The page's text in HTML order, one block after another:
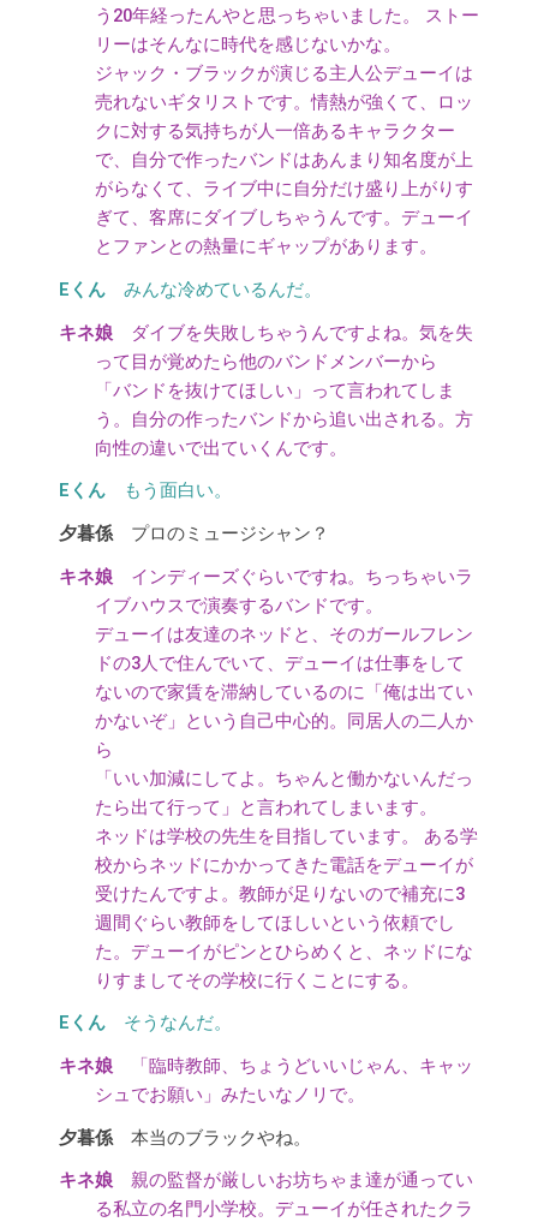
う20年経ったんやと思っちゃいました。 ストー
リーはそんなに時代を感じないかな。
ジャック・ブラックが演じる主人公デューイは
売れないギタリストです。情熱が強くて、ロッ
クに対する気持ちが人一倍あるキャラクター
で、自分で作ったバンドはあんまり知名度が上
がらなくて、ライブ中に自分だけ盛り上がりす
ぎて、客席にダイブしちゃうんです。デューイ
とファンとの熱量にギャップがあります。
みんな冷めているんだ。
ダイブを失敗しちゃうんですよね。気を失
って目が覚めたら他のバンドメンバーから
「バンドを抜けてほしい」って言われてしま
う。自分の作ったバンドから追い出される。方
向性の違いで出ていくんです。
もう面白い。
プロのミュージシャン？
インディーズぐらいですね。ちっちゃいラ
イブハウスで演奏するバンドです。
デューイは友達のネッドと、そのガールフレン
ドの3人で住んでいて、デューイは仕事をして
ないので家賃を滞納しているのに「俺は出てい
かないぞ」という自己中心的。同居人の二人か
ら
「いい加減にしてよ。ちゃんと働かないんだっ
たら出て行って」と言われてしまいます。
ネッドは学校の先生を目指しています。 ある学
校からネッドにかかってきた電話をデューイが
受けたんですよ。教師が足りないので補充に3
週間ぐらい教師をしてほしいという依頼でし
た。デューイがピンとひらめくと、ネッドにな
りすましてその学校に行くことにする。
そうなんだ。
「臨時教師、ちょうどいいじゃん、キャッ
シュでお願い」みたいなノリで。
本当のブラックやね。
親の監督が厳しいお坊ちゃま達が通ってい
る私立の名門小学校。デューイが任されたクラ